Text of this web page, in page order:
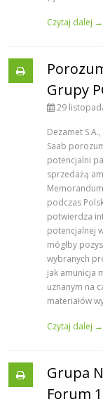
Czytaj dalej →
Grupy
29
Dezamet
Saab
potencjalni
sprzedażą
podczas
potwierdza
potencjalnej
mógłby
wybranych
jak amunicja
uznanym na
materiałów
Czytaj dalej →
Grupa
Forum